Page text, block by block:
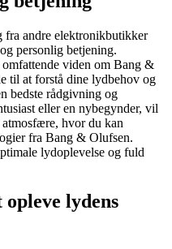
andre elektronikbutikker
personlig betjening.
viden om Bang &
til at forstå dine lydbehov og
bedste rådgivning og
eller en nybegynder, vil
atmosfære, hvor du kan
fra Bang & Olufsen.
lydoplevelse og fuld
lydens